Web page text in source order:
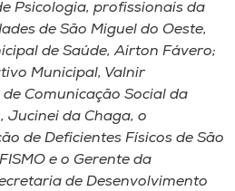
Psicologia, profissionais da
de São Miguel do Oeste,
de Saúde, Airton Fávero;
Municipal, Valnir
Comunicação Social da
Jucinei da Chaga, o
de Deficientes Físicos de São
e o Gerente da
de Desenvolvimento